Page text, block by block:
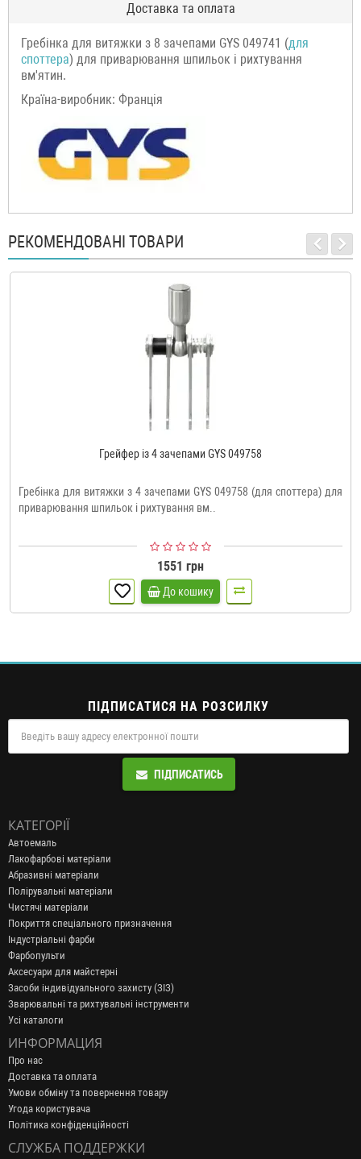
Доставка та оплата
Гребінка для витяжки з 8 зачепами GYS 049741 (для
споттера) для приварювання шпильок і рихтування
вм'ятин.
Країна-виробник: Франція
РЕКОМЕНДОВАНІ ТОВАРИ
Грейфер із 4 зачепами GYS 049758
Гребінка для витяжки з 4 зачепами GYS 049758 (для споттера) для
приварювання шпильок і рихтування вм..
1551 грн
До кошику
ПІДПИСАТИСЯ НА РОЗСИЛКУ
ПІДПИСАТИСЬ
КАТЕГОРІЇ
Автоемаль
Лакофарбові матеріали
Абразивні матеріали
Полірувальні матеріали
Чистячі матеріали
Покриття спеціального призначення
Індустріальні фарби
Фарбопульти
Аксесуари для майстерні
Засоби індивідуального захисту (ЗІЗ)
Зварювальні та рихтувальні інструменти
Усі каталоги
ИНФОРМАЦИЯ
Про нас
Доставка та оплата
Умови обміну та повернення товару
Угода користувача
Політика конфіденційності
СЛУЖБА ПОДДЕРЖКИ